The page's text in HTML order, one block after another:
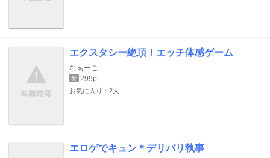
エクスタシー絶頂！エッチ体感ゲーム
なぁーこ
巻 299pt
お気に入り：2人
エロゲでキュン＊デリバリ執事